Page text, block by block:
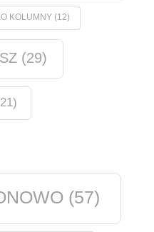
KOLUMNY(12)
(29)
(57)